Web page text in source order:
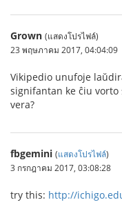
Grown (แสดงโปรไฟล์)
23 พฤษภาคม 2017, 04:04:09
Vikipedio unufoje
signifantan ke ĉiu
vera?
fbgemini (แสดงโปรไฟล์)
3 กรกฎาคม 2017, 03:08:28
try this: http://